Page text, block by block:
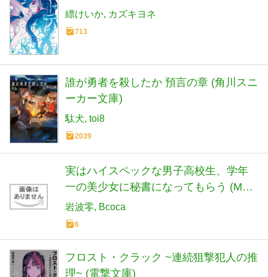
縹けいか カズキヨネ
713
誰が勇者を殺したか 預言の章 (角川スニ
ーカー文庫)
駄犬 toi8
2039
実はハイスペックな男子高校生、学年
一の美少女に秘書になってもらう (MF
文庫J)
岩波零 Bcoca
6
フロスト・クラック ~連続狙撃犯人の推
理~ (電撃文庫)